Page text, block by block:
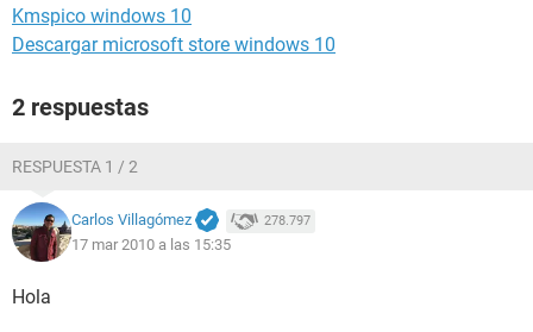
Kmspico windows 10
Descargar microsoft store windows 10
2 respuestas
RESPUESTA 1 / 2
Carlos Villagómez 278.797
17 mar 2010 a las 15:35
Hola